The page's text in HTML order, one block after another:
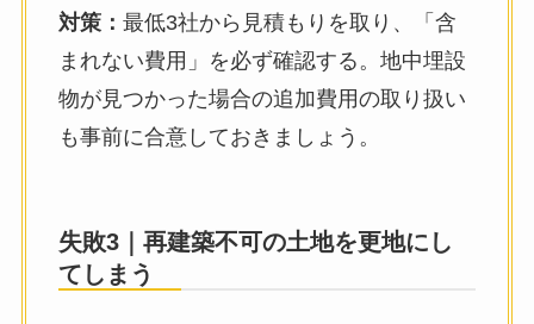
対策： 最低3社から見積もりを取り、「含
まれない費用」を必ず確認する。地中埋設
物が見つかった場合の追加費用の取り扱い
も事前に合意しておきましょう。
失敗3｜再建築不可の土地を更地にし
てしまう